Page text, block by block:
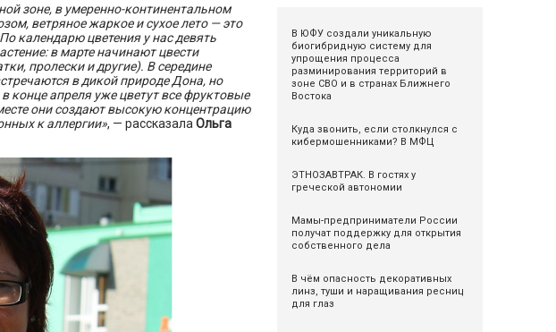
зоне, в умеренно-континентальном
ветряное жаркое и сухое лето — это
календарю цветения у нас девять
в марте начинают цвести
пролески и другие). В середине
в дикой природе Дона, но
конце апреля уже цветут все фруктовые
они создают высокую концентрацию
к аллергии», — рассказала Ольга
В ЮФУ создали уникальную
биогибридную систему для
упрощения процесса
разминирования территорий в
зоне СВО и в странах Ближнего
Востока
Куда звонить, если столкнулся с
кибермошенниками? В МФЦ
ЭТНОЗАВТРАК. В гостях у
греческой автономии
Мамы-предприниматели России
получат поддержку для открытия
собственного дела
В чём опасность декоративных
линз, туши и наращивания ресниц
для глаз